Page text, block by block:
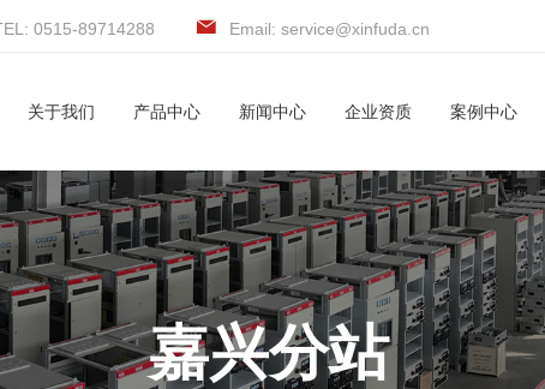
0515-89714288 Email: service@xinfuda.cn
关于我们 产品中心 新闻中心 企业资质 案例中心
嘉兴分站